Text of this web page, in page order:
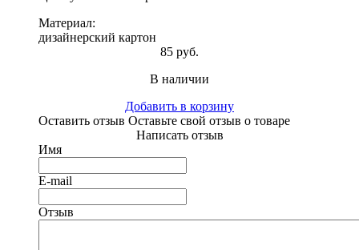
Материал:
дизайнерский картон
85 руб.
В наличии
Добавить в корзину
Оставить отзыв Оставьте свой отзыв о товаре
Написать отзыв
Имя
E-mail
Отзыв